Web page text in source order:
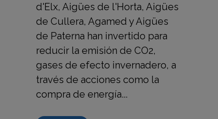
d'Elx, Aigües de l'Horta, Aigües
de Cullera, Agamed y Aigües
de Paterna han invertido para
reducir la emisión de CO2,
gases de efecto invernadero, a
través de acciones como la
compra de energía...